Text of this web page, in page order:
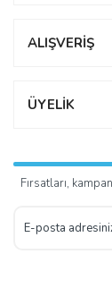
ALIŞVERİŞ
ÜYELİK
Fırsatları,